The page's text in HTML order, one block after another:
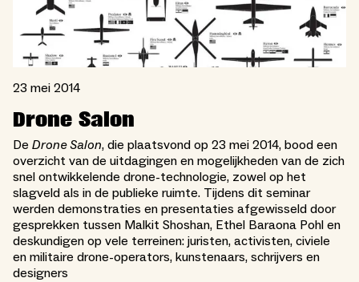
23 mei 2014
Drone Salon
De Drone Salon, die plaatsvond op 23 mei 2014, bood een
overzicht van de uitdagingen en mogelijkheden van de zich
snel ontwikkelende drone-technologie, zowel op het
slagveld als in de publieke ruimte. Tijdens dit seminar
werden demonstraties en presentaties afgewisseld door
gesprekken tussen Malkit Shoshan, Ethel Baraona Pohl en
deskundigen op vele terreinen: juristen, activisten, civiele
en militaire drone-operators, kunstenaars, schrijvers en
designers